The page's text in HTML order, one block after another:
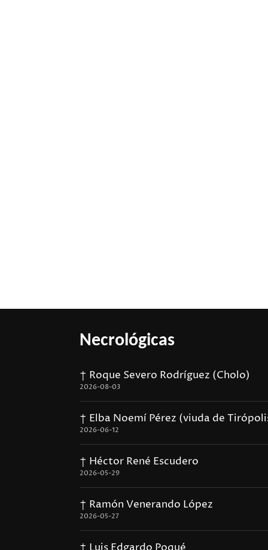
Necrológicas
† Roque Severo Rodríguez (Cholo)
2026-08-03
† Elba Noemí Pérez (viuda de
2026-06-12
† Héctor René Escudero
2026-05-29
† Ramón Venerando López
2026-05-27